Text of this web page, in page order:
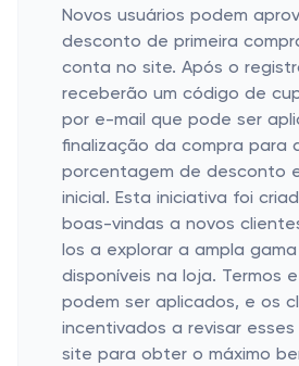
Novos usuários podem
desconto de primeira
conta no site. Após o
receberão um código de
por e-mail que pode ser
finalização da compra para
porcentagem de desconto
inicial. Esta iniciativa foi
boas-vindas a novos
los a explorar a ampla
disponíveis na loja. Termos
podem ser aplicados, e os
incentivados a revisar
site para obter o máximo